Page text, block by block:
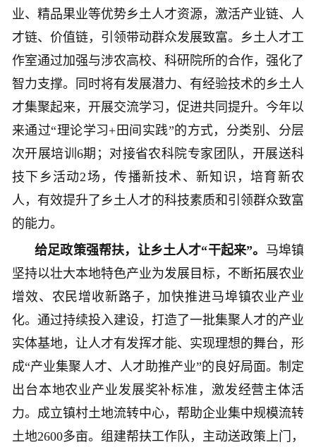
业、精品果业等优势乡土人才资源，激活产业链、人
才链、价值链，引领带动群众发展致富。乡土人才工
作室通过加强与涉农高校、科研院所的合作，强化了
智力支撑。同时将有发展潜力、有经验技术的乡土人
才集聚起来，开展交流学习，促进共同提升。今年以
来通过“理论学习+田间实践”的方式，分类别、分层
次开展培训6期；对接省农科院专家团队，开展送科
技下乡活动2场，传播新技术、新知识，培育新农
人，有效提升了乡土人才的科技素质和引领群众致富
的能力。
给足政策强帮扶，让乡土人才“干起来”。 马埠镇
坚持以壮大本地特色产业为发展目标，不断拓展农业
增效、农民增收新路子，加快推进马埠镇农业产业
化。通过持续投入建设，打造了一批集聚人才的产业
实体基地，让人才有发挥才能、实现理想的舞台，形
成“产业集聚人才、人才助推产业”的良好局面。制定
出台本地农业产业发展奖补标准，激发经营主体活
力。成立镇村土地流转中心，帮助企业集中规模流转
土地2600多亩。组建帮扶工作队，主动送政策上门，